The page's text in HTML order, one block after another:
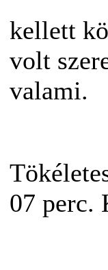
kellett
volt
valami.
07 perc.